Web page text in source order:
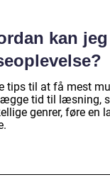
kan
tips til at få mest
tid til læsning,
genrer, føre en